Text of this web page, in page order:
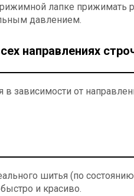
лапке прижимать
давлением.
направлениях
зависимости от
шитья (по состоянию
и красиво.